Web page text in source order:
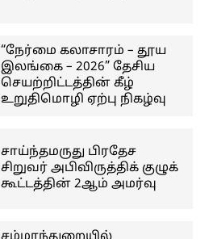
“நேர்மை கலாசாரம் – தூய
இலங்கை – 2026” தேசிய
செயற்றிட்டத்தின் கீழ்
உறுதிமொழி ஏற்பு நிகழ்வு
சாய்ந்தமருது பிரதேச
சிறுவர் அபிவிருத்திக் குழுக்
கூட்டத்தின் 2ஆம் அமர்வு